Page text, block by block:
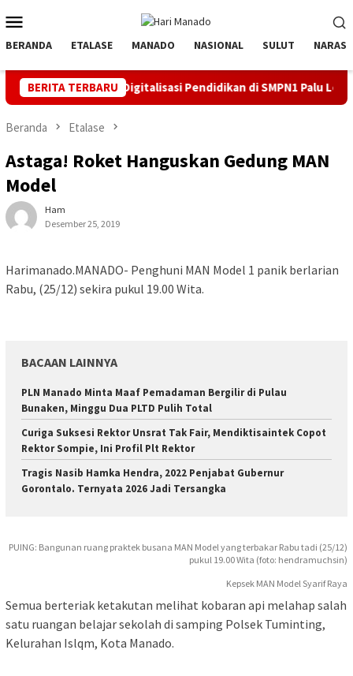
ke
kontenMobile
BERANDA ETALASE MANADO NASIONAL SULUT NARASI
BERITA TERBARU
Dorong Digitalisasi Pendidikan di SMPN1 Palu Lewat Program
Beranda Etalase
Astaga! Roket Hanguskan Gedung MAN
Model
Ham
Desember 25, 2019
Harimanado.MANADO- Penghuni MAN Model 1 panik berlarian
Rabu, (25/12) sekira pukul 19.00 Wita.
BACAAN LAINNYA
PLN Manado Minta Maaf Pemadaman Bergilir di Pulau
Bunaken, Minggu Dua PLTD Pulih Total
Curiga Suksesi Rektor Unsrat Tak Fair, Mendiktisaintek Copot
Rektor Sompie, Ini Profil Plt Rektor
Tragis Nasib Hamka Hendra, 2022 Penjabat Gubernur
Gorontalo. Ternyata 2026 Jadi Tersangka
PUING: Bangunan ruang praktek busana MAN Model yang terbakar Rabu tadi (25/12)
pukul 19.00 Wita (foto: hendramuchsin)
Kepsek MAN Model Syarif Raya
Semua berteriak ketakutan melihat kobaran api melahap salah
satu ruangan belajar sekolah di samping Polsek Tuminting,
Kelurahan Islqm, Kota Manado.